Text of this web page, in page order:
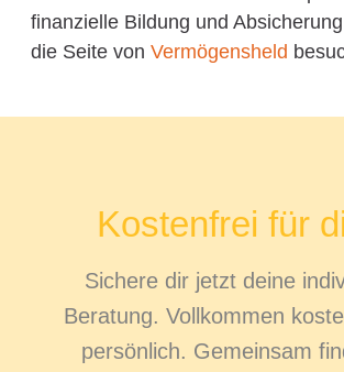
finanzielle Bildung und
die Seite von Vermögensheld
Kostenfrei für
Sichere dir jetzt deine
Beratung. Vollkommen
persönlich. Gemeinsam